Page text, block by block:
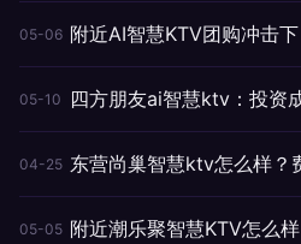
05-06 附近AI智慧KTV团购冲击
05-10 四方朋友ai智慧ktv：投资
04-25 东营尚巢智慧ktv怎么样？
05-05 附近潮乐聚智慧KTV怎么